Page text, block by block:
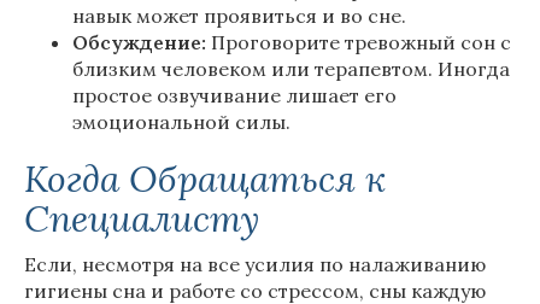
навык может проявиться и во сне.
Обсуждение: Проговорите тревожный сон с
близким человеком или терапевтом. Иногда
простое озвучивание лишает его
эмоциональной силы.
Когда Обращаться к
Специалисту
Если, несмотря на все усилия по налаживанию
гигиены сна и работе со стрессом, сны каждую